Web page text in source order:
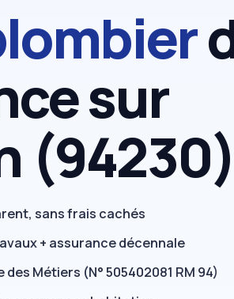
sur
(94230)
sans frais cachés
+ assurance décennale
Métiers (N° 505402081 RM 94)